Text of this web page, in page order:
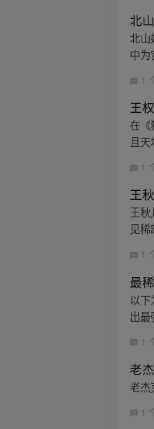
北
北山
中
1
王
在《
且
1
王
王
见
1
最
以
出最
1
老
老杰
1